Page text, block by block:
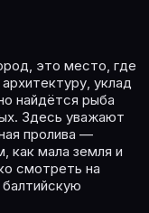
это место, где
уклад
найдётся рыба
Здесь уважают
пролива —
как мала земля и
смотреть на